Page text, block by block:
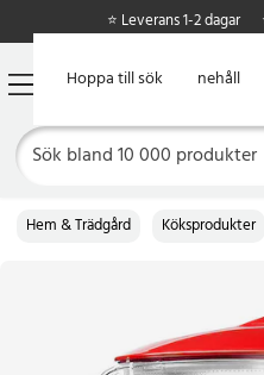
Hoppa till huvudinnehåll
Hoppa till sök
⭐ Leverans 1-2 dagar
Hem & Trädgård Köksprodukter